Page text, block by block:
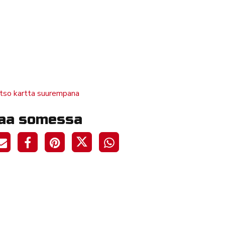
kartta suurempana
somessa